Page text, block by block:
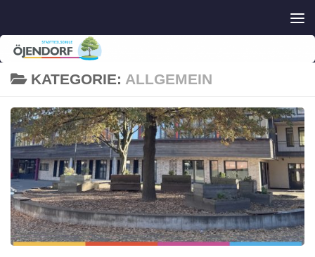
KATEGORIE: ALLGEMEIN